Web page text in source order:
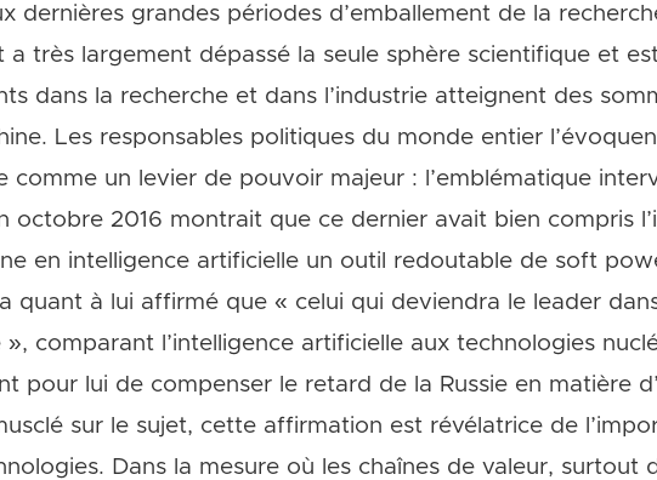
dernières grandes périodes d’emballement de la
a très largement dépassé la seule sphère scientifique et
dans la recherche et dans l’industrie atteignent des
Les responsables politiques du monde entier
comme un levier de pouvoir majeur : l’emblématique
octobre 2016 montrait que ce dernier avait bien compris
en intelligence artificielle un outil redoutable de soft
quant à lui affirmé que « celui qui deviendra le leader
comparant l’intelligence artificielle aux technologies
pour lui de compenser le retard de la Russie en matière
sur le sujet, cette affirmation est révélatrice de
Dans la mesure où les chaînes de valeur, surtout